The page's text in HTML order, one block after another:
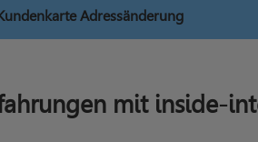
Adressänderung
mit inside-